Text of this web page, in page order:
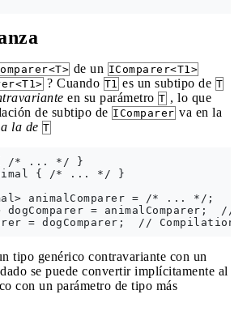
de un IComparer<T1>
? Cuando T1 es un subtipo de T
en su parámetro T , lo que
de subtipo de IComparer va en la
la de T
{ /* ... */ }
{ /* ... */ }
animalComparer = /* ... */;
dogComparer = animalComparer;
tipo genérico contravariante con un
se puede convertir implícitamente al
con un parámetro de tipo más